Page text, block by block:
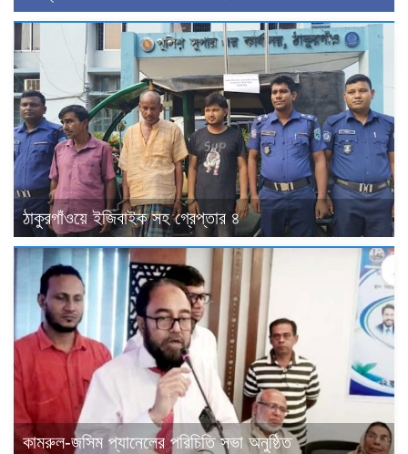
ঠাকুরগাঁওয়ে ইজিবাইক সহ গ্রেপ্তার ৪
কামরুল-জসিম প্যানেলের পরিচিতি সভা অনুষ্ঠিত